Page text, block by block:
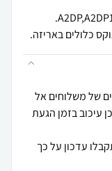
. במקרים של משלוחים אל
עיכוב בזמן הגעת
עדכון על כך